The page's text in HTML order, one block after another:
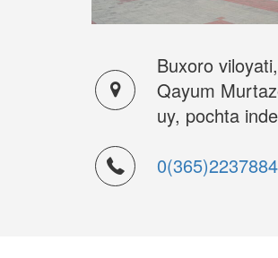
Buxoro
Qayum
uy, pochta
0(365)2237884